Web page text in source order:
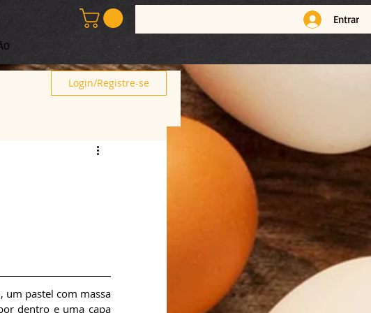
Entrar
Login/Registre-se
um pastel com massa
dentro e uma capa